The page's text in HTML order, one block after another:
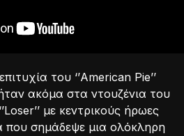
του ‘’American Pie’’
ακόμα στα ντουζένια του
με κεντρικούς ήρωες
σημάδεψε μια ολόκληρη